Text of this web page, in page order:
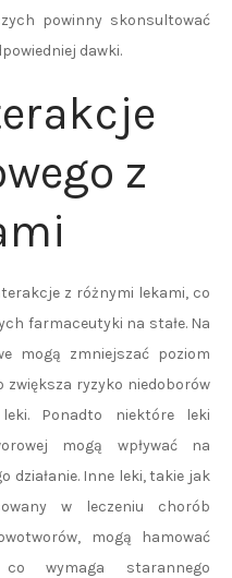
powinny skonsultować
dawki.
z
z różnymi lekami, co
farmaceutyki na stałe. Na
mogą zmniejszać poziom
zwiększa ryzyko niedoborów
Ponadto niektóre leki
mogą wpływać na
działanie. Inne leki, takie jak
w leczeniu chorób
mogą hamować
co wymaga starannego